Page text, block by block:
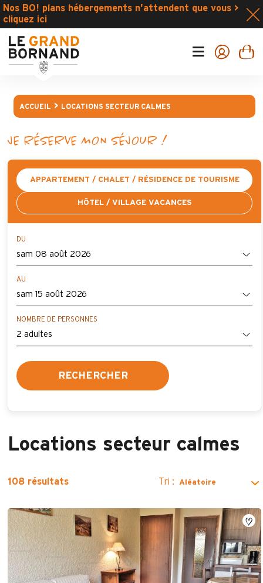
Nos BO! plans hébergements n'attendent que vous >
cliquez ici
ACCUEIL LOCATIONS SECTEUR CALMES
JE RÉSERVE MON SÉJOUR !
APPARTEMENT / CHALET / RÉSIDENCE DE TOURISME
HÔTEL / VILLAGE VACANCES
DU
AU
NOMBRE DE PERSONNES
RECHERCHER
Locations secteur calmes
108 résultats Tri :